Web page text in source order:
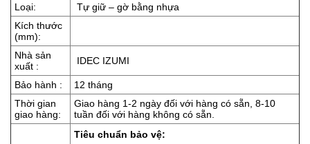
Loại:
Tự giữ – gờ bằng nhựa
Kích thước
(mm):
Nhà sản
xuất :
IDEC IZUMI
Bảo hành :
12 tháng
Thời gian
giao hàng:
Giao hàng 1-2 ngày đối với hàng có sẵn, 8-10
tuần đối với hàng không có sẵn.
Tiêu chuẩn bảo vệ: